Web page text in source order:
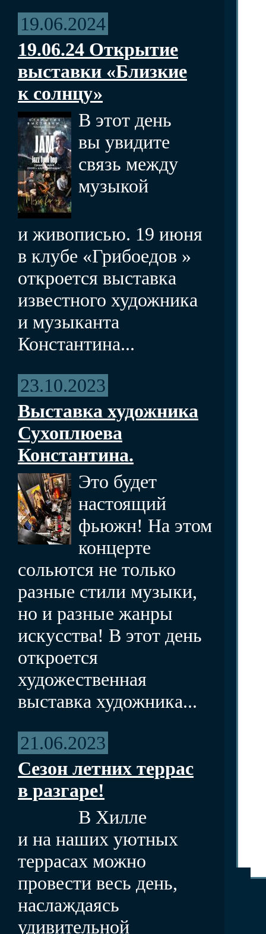
19.06.2024
19.06.24 Открытие
выставки «Близкие
к солнцу»
В этот день
вы увидите
связь между
музыкой
и живописью. 19 июня
в клубе «Грибоедов »
откроется выставка
известного художника
и музыканта
Константина...
23.10.2023
Выставка художника
Сухоплюева
Константина.
Это будет
настоящий
фьюжн! На этом
концерте
сольются не только
разные стили музыки,
но и разные жанры
искусства! В этот день
откроется
художественная
выставка художника...
21.06.2023
Сезон летних террас
в разгаре!
В Хилле
и на наших уютных
террасах можно
провести весь день,
наслаждаясь
удивительной